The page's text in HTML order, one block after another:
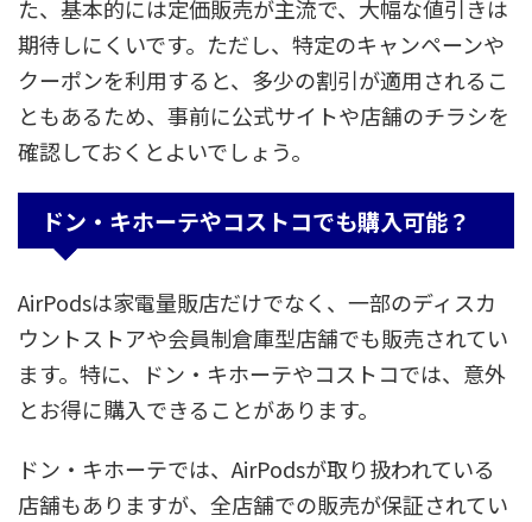
た、基本的には定価販売が主流で、大幅な値引きは
期待しにくいです。ただし、特定のキャンペーンや
クーポンを利用すると、多少の割引が適用されるこ
ともあるため、事前に公式サイトや店舗のチラシを
確認しておくとよいでしょう。
ドン・キホーテやコストコでも購入可能？
AirPodsは家電量販店だけでなく、一部のディスカ
ウントストアや会員制倉庫型店舗でも販売されてい
ます。特に、ドン・キホーテやコストコでは、意外
とお得に購入できることがあります。
ドン・キホーテでは、AirPodsが取り扱われている
店舗もありますが、全店舗での販売が保証されてい